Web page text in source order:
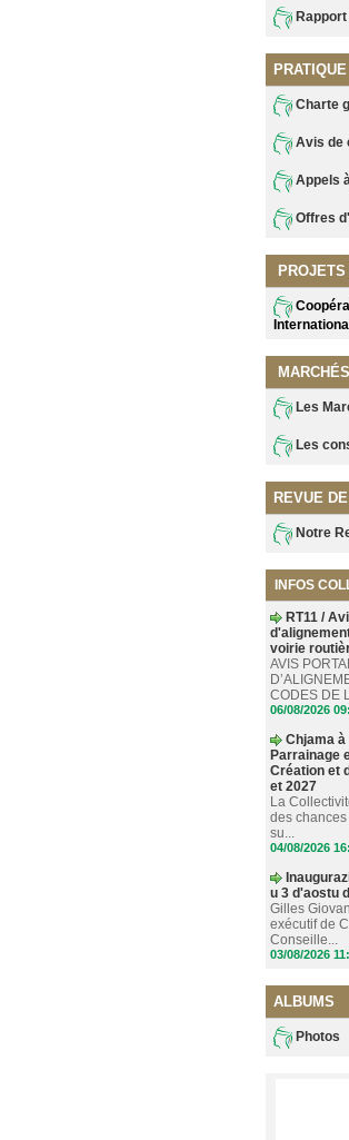
PRATIQUE
Charte
Avis de
Appels
Offres
Les
Les
REVUE
Notre
INFOS
RT11 /
voirie
AVIS
CODES DE
06/08/2026
Chjama
Parrainage
Création et
et 2027
La
des
su...
04/08/2026
u 3 d'aostu
Gilles
exécutif de
Conseille...
03/08/2026
ALBUMS
Photos